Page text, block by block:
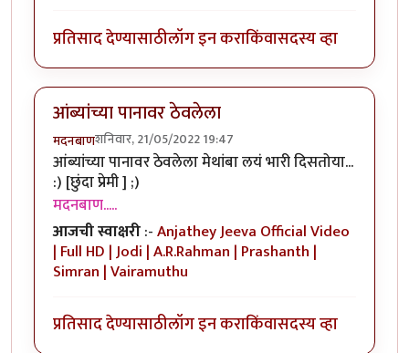
प्रतिसाद देण्यासाठीलॉग इन कराकिंवासदस्य व्हा
आंब्यांच्या पानावर ठेवलेला
मदनबाणशनिवार, 21/05/2022 19:47
आंब्यांच्या पानावर ठेवलेला मेथांबा लयं भारी दिसतोया...
:) [छुंदा प्रेमी ] ;)
मदनबाण.....
आजची स्वाक्षरी:-Anjathey Jeeva Official Video
| Full HD | Jodi | A.R.Rahman | Prashanth |
Simran | Vairamuthu
प्रतिसाद देण्यासाठीलॉग इन कराकिंवासदस्य व्हा